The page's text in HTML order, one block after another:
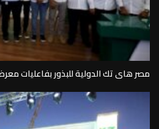
مصر هاى تك الدولية للبذور بفاعليات